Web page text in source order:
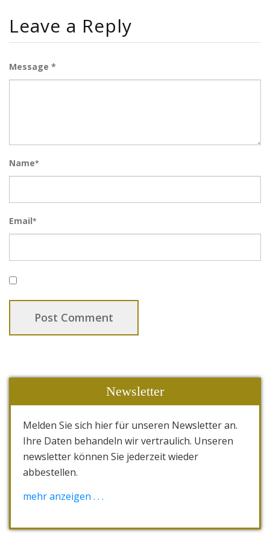
Leave a Reply
Message *
Name*
Email*
Newsletter
Melden Sie sich hier für unseren Newsletter an.
Ihre Daten behandeln wir vertraulich. Unseren
newsletter können Sie jederzeit wieder
abbestellen.
mehr anzeigen . . .